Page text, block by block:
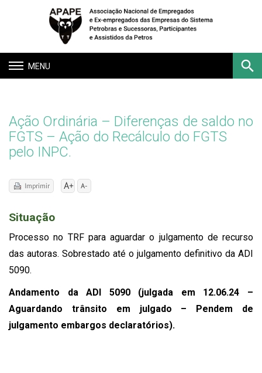
Toggle
navigation
Ação Ordinária – Diferenças de saldo no
FGTS – Ação do Recálculo do FGTS
pelo INPC.
Situação
Processo no TRF para aguardar o julgamento de recurso
das autoras. Sobrestado até o julgamento definitivo da ADI
5090.
Andamento da ADI 5090 (julgada em 12.06.24 –
Aguardando trânsito em julgado – Pendem de
julgamento embargos declaratórios).